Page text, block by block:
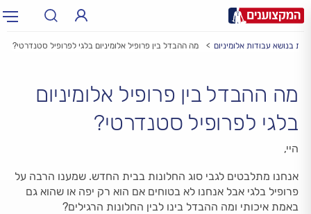
עיר: תל אביב, חיפה…
בנושא עבודות אלומיניום מה ההבדל בין פרופיל אלומיניום בלגי לפרופיל סטנדרטי?
מה ההבדל בין פרופיל אלומיניום
בלגי לפרופיל סטנדרטי?
היי,
אנחנו מתלבטים לגבי סוג החלונות בבית החדש. שמענו הרבה על
פרופיל בלגי אבל אנחנו לא בטוחים אם הוא רק יפה או שהוא גם
באמת איכותי ומה ההבדל בינו לבין החלונות הרגילים?